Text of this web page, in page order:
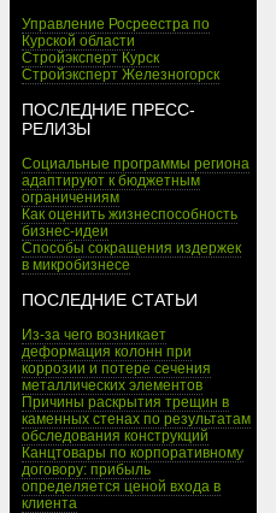
Управление Росреестра по
Курской области
Стройэксперт Курск
Стройэксперт Железногорск
ПОСЛЕДНИЕ ПРЕСС-
РЕЛИЗЫ
Социальные программы региона
адаптируют к бюджетным
ограничениям
Как оценить жизнеспособность
бизнес-идеи
Способы сокращения издержек
в микробизнесе
ПОСЛЕДНИЕ СТАТЬИ
Из-за чего возникает
деформация колонн при
коррозии и потере сечения
металлических элементов
Причины раскрытия трещин в
каменных стенах по результатам
обследования конструкций
Канцтовары по корпоративному
договору: прибыль
определяется ценой входа в
клиента